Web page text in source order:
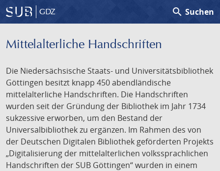
GDZ search Suchen
Mittelalterliche Handschriften
Die Niedersächsische Staats- und Universitätsbibliothek
Göttingen besitzt knapp 450 abendländische
mittelalterliche Handschriften. Die Handschriften
wurden seit der Gründung der Bibliothek im Jahr 1734
sukzessive erworben, um den Bestand der
Universalbibliothek zu ergänzen. Im Rahmen des von
der Deutschen Digitalen Bibliothek geförderten Projekts
„Digitalisierung der mittelalterlichen volkssprachlichen
Handschriften der SUB Göttingen“ wurden in einem